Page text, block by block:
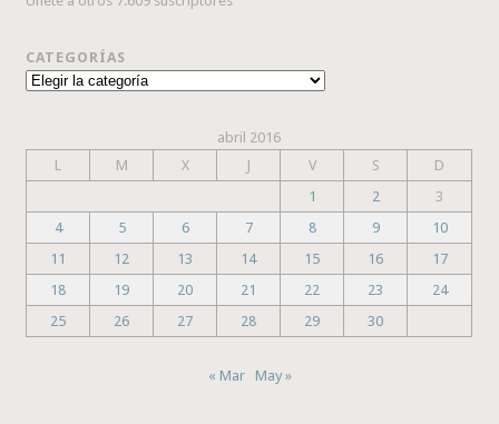
CATEGORÍAS
Categorías
abril 2016
L
M X J V S
D
1
2
3
4
5 6 7 8 9
10
11
12 13 14 15 16
17
18
19 20 21 22 23
24
25
26 27 28 29 30
« Mar May »